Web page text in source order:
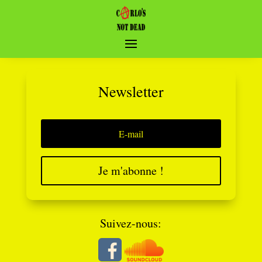
Newsletter
Je m'abonne !
Suivez-nous: